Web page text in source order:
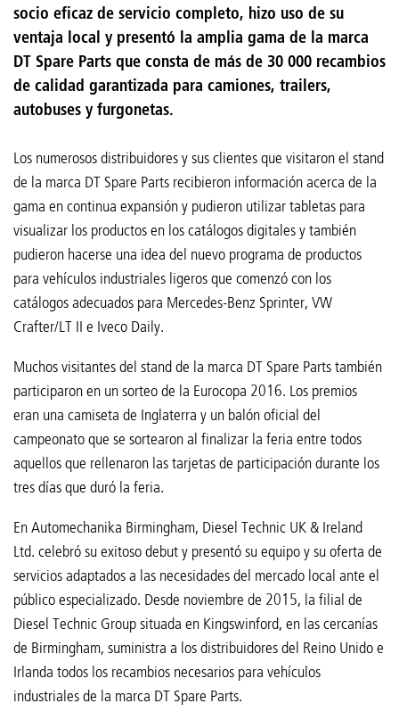
socio eficaz de servicio completo, hizo uso de su
ventaja local y presentó la amplia gama de la marca
DT Spare Parts que consta de más de 30 000 recambios
de calidad garantizada para camiones, trailers,
autobuses y furgonetas.
Los numerosos distribuidores y sus clientes que visitaron el stand
de la marca DT Spare Parts recibieron información acerca de la
gama en continua expansión y pudieron utilizar tabletas para
visualizar los productos en los catálogos digitales y también
pudieron hacerse una idea del nuevo programa de productos
para vehículos industriales ligeros que comenzó con los
catálogos adecuados para Mercedes-Benz Sprinter, VW
Crafter/LT II e Iveco Daily.
Muchos visitantes del stand de la marca DT Spare Parts también
participaron en un sorteo de la Eurocopa 2016. Los premios
eran una camiseta de Inglaterra y un balón oficial del
campeonato que se sortearon al finalizar la feria entre todos
aquellos que rellenaron las tarjetas de participación durante los
tres días que duró la feria.
En Automechanika Birmingham, Diesel Technic UK & Ireland
Ltd. celebró su exitoso debut y presentó su equipo y su oferta de
servicios adaptados a las necesidades del mercado local ante el
público especializado. Desde noviembre de 2015, la filial de
Diesel Technic Group situada en Kingswinford, en las cercanías
de Birmingham, suministra a los distribuidores del Reino Unido e
Irlanda todos los recambios necesarios para vehículos
industriales de la marca DT Spare Parts.